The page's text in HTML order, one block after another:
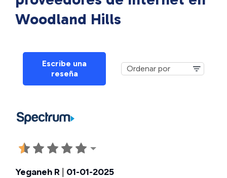
Woodland Hills
Escribe una
reseña
Yeganeh R 01-01-2025